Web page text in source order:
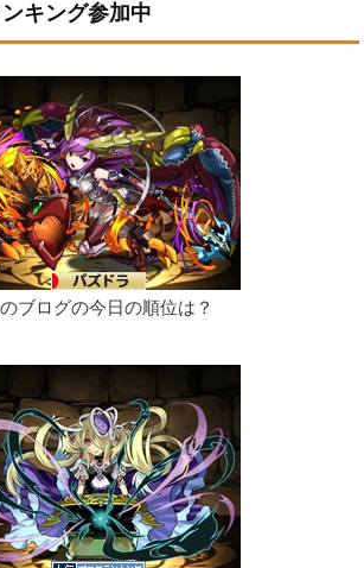
キング参加中
ブログの今日の順位は？